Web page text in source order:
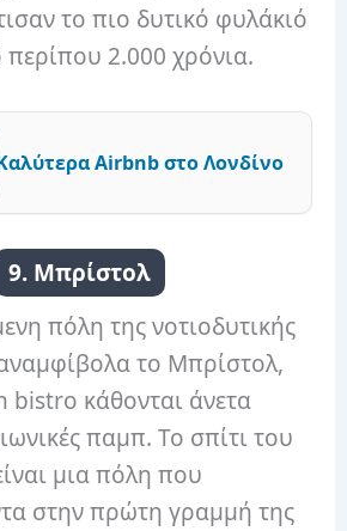
το πιο δυτικό φυλάκιό
2.000 χρόνια.
Airbnb στο Λονδίνο
9. Μπρίστολ
πόλη της νοτιοδυτικής
αναμφίβολα το Μπρίστολ,
bistro κάθονται άνετα
παμπ. Το σπίτι του
μια πόλη που
στην πρώτη γραμμή της